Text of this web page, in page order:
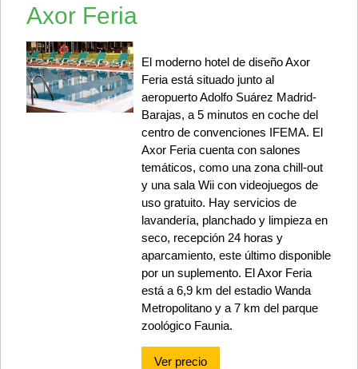
Axor Feria
El moderno hotel de diseño Axor
Feria está situado junto al
aeropuerto Adolfo Suárez Madrid-
Barajas, a 5 minutos en coche del
centro de convenciones IFEMA. El
Axor Feria cuenta con salones
temáticos, como una zona chill-out
y una sala Wii con videojuegos de
uso gratuito. Hay servicios de
lavandería, planchado y limpieza en
seco, recepción 24 horas y
aparcamiento, este último disponible
por un suplemento. El Axor Feria
está a 6,9 km del estadio Wanda
Metropolitano y a 7 km del parque
zoológico Faunia.
Ver precio